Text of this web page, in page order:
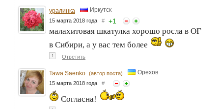
уралинка Иркутск
15 марта 2018 года # +1
малахитовая шкатулка хорошо росла в ОГ
в Сибири, а у вас тем более
↑ Ответить
Tawa Saenko (автор поста) Орехов
15 марта 2018 года #
Согласна!